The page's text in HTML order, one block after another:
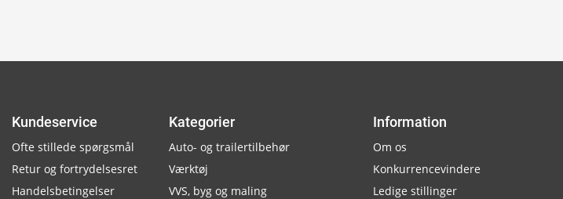
Kundeservice
Ofte stillede spørgsmål
Retur og fortrydelsesret
Handelsbetingelser
Kategorier
Auto- og trailertilbehør
Værktøj
VVS, byg og maling
Information
Om os
Konkurrencevindere
Ledige stillinger